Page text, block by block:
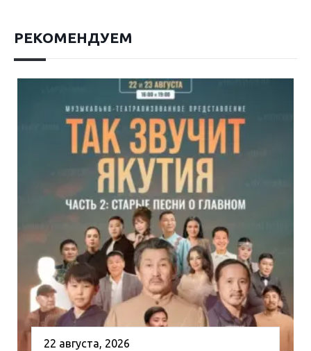
РЕКОМЕНДУЕМ
22 августа, 2026